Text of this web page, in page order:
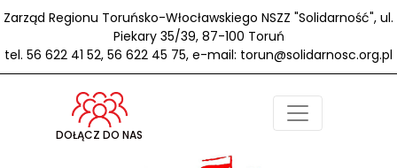
Zarząd Regionu Toruńsko-Włocławskiego NSZZ "Solidarność", ul.
Piekary 35/39, 87-100 Toruń
tel. 56 622 41 52, 56 622 45 75, e-mail: torun@solidarnosc.org.pl
DOŁĄCZ DO NAS